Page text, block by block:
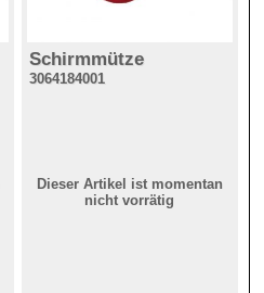
Schirmmütze
3064184001
Dieser Artikel ist momentan
nicht vorrätig